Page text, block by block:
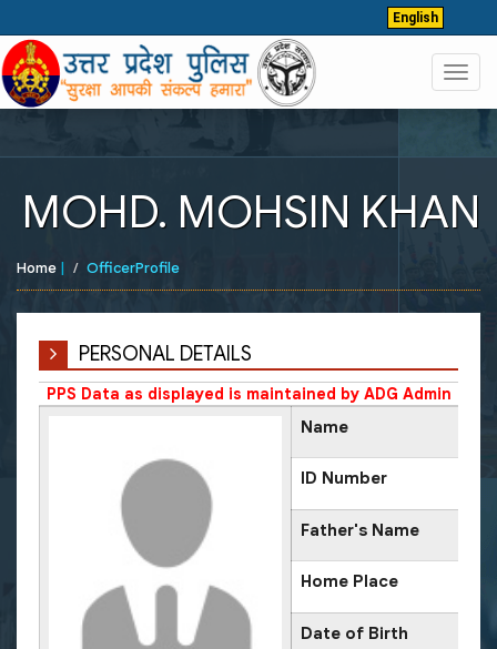
English
MOHD. MOHSIN KHAN
Home | OfficerProfile
PERSONAL DETAILS
PPS Data as displayed is maintained by ADG Admin
Name
ID Number
Father's Name
Home Place
Date of Birth